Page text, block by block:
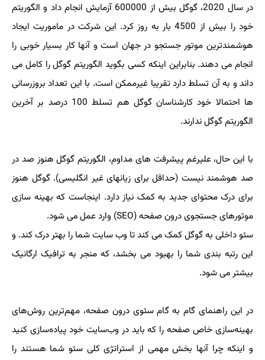
در سال 2020، گوگل بیش از 600000 آزمایش انجام داد و الگوریتم
خود را بیش از 4500 بار به روز کرد. این شرکت در ماموریت ایجاد
هوشمندترین موتور جستجو در جهان است و آنها کار بسیار خوبی را
انجام می دهند. بنابراین اینکه کسی بگوید الگوریتم گوگل را کامل می
داند و به آن تسلط دارد تقریبا غیرممکن است. با این تعداد بروزرسانی
ها احتمالا خود کارشناسان گوگل هم تسلط 100 درصد بر آخرین
الگوریتم گوگل ندارند.
با این حال، علیرغم پیشرفت های مداوم، الگوریتم گوگل هنوز صد در
صد هوشمند نیست (حداقل برای زیانهای غیر انگلیسی). گوگل هنوز
برای درک محتوای جدید به کمک نیاز دارد. اینجاست که بهینه سازی
موتورهای جستجوی درون صفحه (SEO) وارد عمل می شود.
سئو داخلی به گوگل کمک می کند تا وب سایت شما را بهتر درک کند. و
این رتبه بندی شما را بهبود می بخشد، که منجر به ترافیک ارگانیک
بیشتر می شود.
در این راهنمای گام به گام سئوی درون صفحه، مهم‌ترین روش‌های
بهینه‌سازی خاص صفحه را که باید در وب‌سایت خود پیاده‌سازی کنید
و اینکه چرا آنها بخش مهمی از استراتژی کلی سئو شما هستند را